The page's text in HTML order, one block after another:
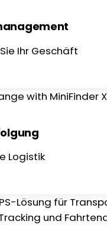
Ihr Geschäft
Logistik